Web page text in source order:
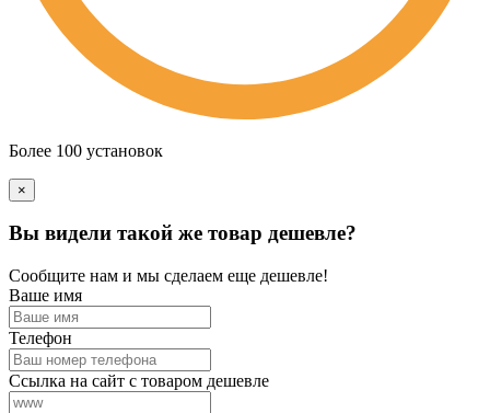
Более 100 установок
×
Вы видели такой же товар дешевле?
Сообщите нам и мы сделаем еще дешевле!
Ваше имя
Телефон
Ссылка на сайт с товаром дешевле